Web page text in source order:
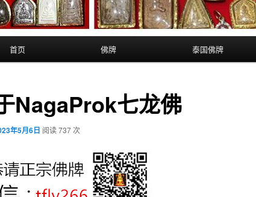
首页 佛牌 泰国佛牌
NagaProk七龙佛
年5月6日 阅读 737 次